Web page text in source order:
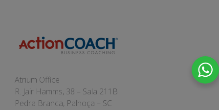
Atrium Office
R. Jair Hamms, 38 – Sala 211B
Pedra Branca, Palhoça – SC